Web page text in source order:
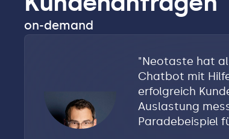
on-demand
"Neotaste hat
Chatbot mit
erfolgreich
Auslastung
Paradebeispiel